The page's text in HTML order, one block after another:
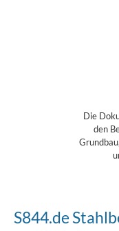
Die
den
S844.de